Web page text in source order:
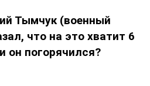
Тымчук (военный
что на это хватит 6
он погорячился?